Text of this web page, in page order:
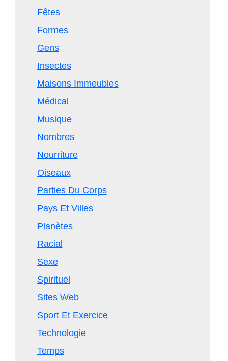
Fêtes
Formes
Gens
Insectes
Maisons Immeubles
Médical
Musique
Nombres
Nourriture
Oiseaux
Parties Du Corps
Pays Et Villes
Planètes
Racial
Sexe
Spirituel
Sites Web
Sport Et Exercice
Technologie
Temps